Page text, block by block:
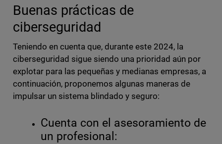
Buenas prácticas de
ciberseguridad
Teniendo en cuenta que, durante este 2024, la
ciberseguridad sigue siendo una prioridad aún por
explotar para las pequeñas y medianas empresas, a
continuación, proponemos algunas maneras de
impulsar un sistema blindado y seguro:
Cuenta con el asesoramiento de
un profesional: